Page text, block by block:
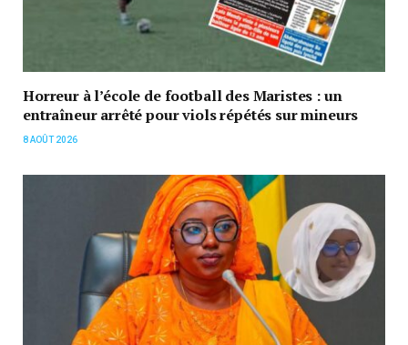
Horreur à l’école de football des Maristes : un
entraîneur arrêté pour viols répétés sur mineurs
8 AOÛT 2026